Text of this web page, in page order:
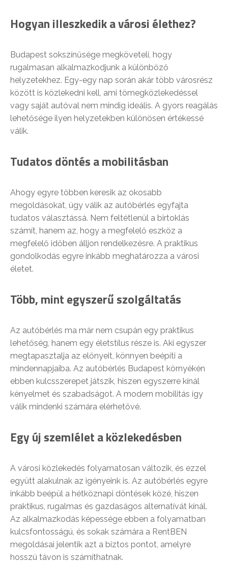
Hogyan illeszkedik a városi élethez?
Budapest sokszínűsége megköveteli, hogy
rugalmasan alkalmazkodjunk a különböző
helyzetekhez. Egy-egy nap során akár több városrész
között is közlekedni kell, ami tömegközlekedéssel
vagy saját autóval nem mindig ideális. A gyors reagálás
lehetősége ilyen helyzetekben különösen értékessé
válik.
Tudatos döntés a mobilitásban
Ahogy egyre többen keresik az okosabb
megoldásokat, úgy válik az autóbérlés egyfajta
tudatos választássá. Nem feltétlenül a birtoklás
számít, hanem az, hogy a megfelelő eszköz a
megfelelő időben álljon rendelkezésre. A praktikus
gondolkodás egyre inkább meghatározza a városi
életet.
Több, mint egyszerű szolgáltatás
Az autóbérlés ma már nem csupán egy praktikus
lehetőség, hanem egy életstílus része is. Aki egyszer
megtapasztalja az előnyeit, könnyen beépíti a
mindennapjaiba. Az autóbérlés Budapest környékén
ebben kulcsszerepet játszik, hiszen egyszerre kínál
kényelmet és szabadságot. A modern mobilitás így
válik mindenki számára elérhetővé.
Egy új szemlélet a közlekedésben
A városi közlekedés folyamatosan változik, és ezzel
együtt alakulnak az igényeink is. Az autóbérlés egyre
inkább beépül a hétköznapi döntések közé, hiszen
praktikus, rugalmas és gazdaságos alternatívát kínál.
Az alkalmazkodás képessége ebben a folyamatban
kulcsfontosságú, és sokak számára a RentBEN
megoldásai jelentik azt a biztos pontot, amelyre
hosszú távon is számíthatnak.